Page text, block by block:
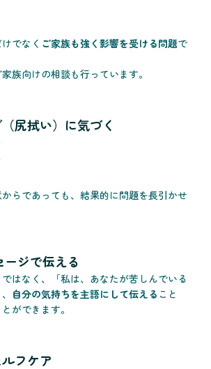
でなく ご家族も強く影響を受ける問題で
族向けの相談も行っています。
尻拭い）に気づく
らであっても、結果的に問題を長引かせ
ジで伝える
ではなく、「私は、あなたが苦しんでいる
自分の気持ちを主語にして伝える こと
ができます。
フケア